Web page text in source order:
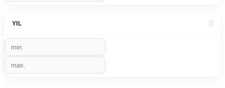
YIL